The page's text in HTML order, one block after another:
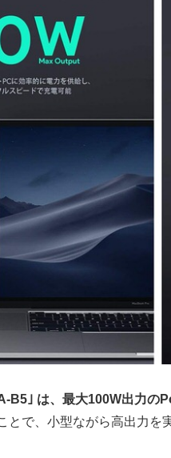
｣ は、最大100W出力の
とで、小型ながら高出力を